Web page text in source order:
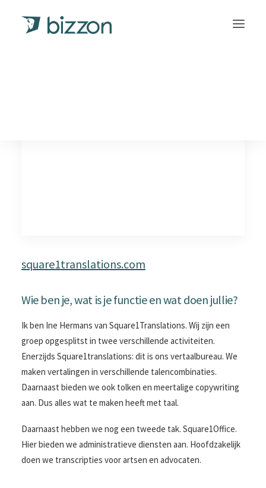
square1translations.com
Wie ben je, wat is je functie en wat doen jullie?
Ik ben Ine Hermans van Square1Translations. Wij zijn een
groep opgesplitst in twee verschillende activiteiten.
Enerzijds Square1translations: dit is ons vertaalbureau. We
maken vertalingen in verschillende talencombinaties.
Daarnaast bieden we ook tolken en meertalige copywriting
aan. Dus alles wat te maken heeft met taal.
Daarnaast hebben we nog een tweede tak. Square1Office.
Hier bieden we administratieve diensten aan. Hoofdzakelijk
doen we transcripties voor artsen en advocaten.